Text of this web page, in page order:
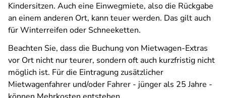
Kindersitzen. Auch eine Einwegmiete, also die Rückgabe
an einem anderen Ort, kann teuer werden. Das gilt auch
für Winterreifen oder Schneeketten.
Beachten Sie, dass die Buchung von Mietwagen-Extras
vor Ort nicht nur teurer, sondern oft auch kurzfristig nicht
möglich ist. Für die Eintragung zusätzlicher
Mietwagenfahrer und/oder Fahrer - jünger als 25 Jahre -